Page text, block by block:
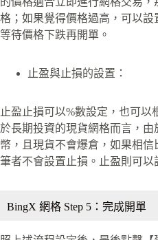
格；如果覺得價格過高，可以設
等待價格下跌再開單。
止盈與止損的設置：
止盈止損可以%數設定，也可以
於長期投資的現貨網格而言，
幣，且現貨不會爆倉，如果相
筆者不會設置止損。止盈則可以
BingX 網格 Step 5：完成開單